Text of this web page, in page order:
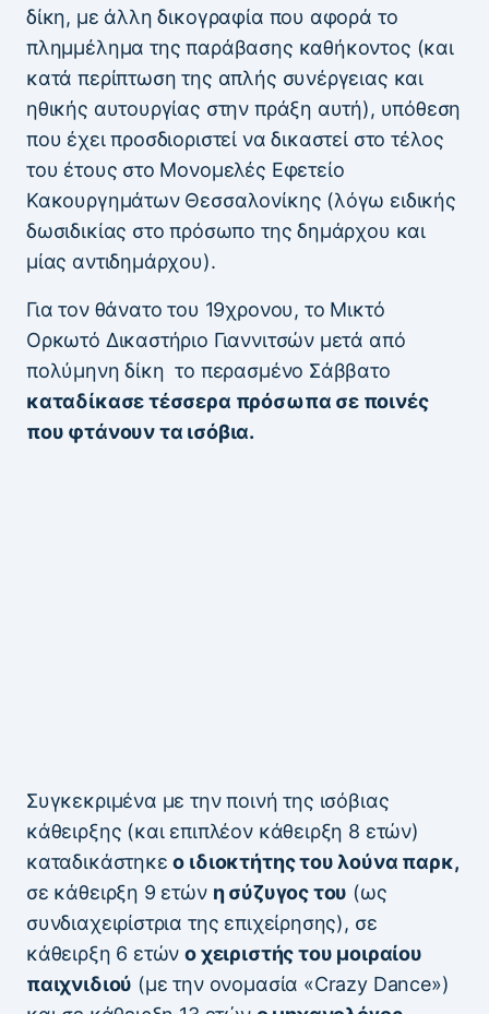
δίκη, με άλλη δικογραφία που αφορά το
πλημμέλημα της παράβασης καθήκοντος (και
κατά περίπτωση της απλής συνέργειας και
ηθικής αυτουργίας στην πράξη αυτή), υπόθεση
που έχει προσδιοριστεί να δικαστεί στο τέλος
του έτους στο Μονομελές Εφετείο
Κακουργημάτων Θεσσαλονίκης (λόγω ειδικής
δωσιδικίας στο πρόσωπο της δημάρχου και
μίας αντιδημάρχου).
Για τον θάνατο του 19χρονου, το Μικτό
Ορκωτό Δικαστήριο Γιαννιτσών μετά από
πολύμηνη δίκη το περασμένο Σάββατο
καταδίκασε τέσσερα πρόσωπα σε ποινές
που φτάνουν τα ισόβια.
Συγκεκριμένα με την ποινή της ισόβιας
κάθειρξης (και επιπλέον κάθειρξη 8 ετών)
καταδικάστηκεο ιδιοκτήτης του λούνα παρκ,
σε κάθειρξη 9 ετών η σύζυγος του (ως
συνδιαχειρίστρια της επιχείρησης), σε
κάθειρξη 6 ετώνο χειριστής του μοιραίου
παιχνιδιού (με την ονομασία «Crazy Dance»)